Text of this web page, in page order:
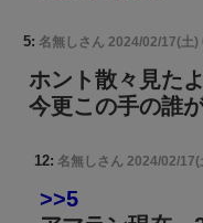
5: 名無しさん 2024/02/17(土)
ホント散々見た
今更この手の誰
12: 名無しさん 2024/02/17(
>>5